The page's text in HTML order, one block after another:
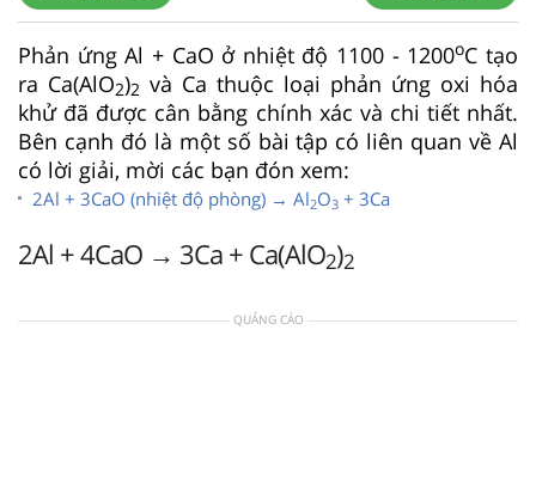
Phản ứng Al + CaO ở nhiệt độ 1100 - 1200oC tạo
ra Ca(AlO2)2 và Ca thuộc loại phản ứng oxi hóa
khử đã được cân bằng chính xác và chi tiết nhất.
Bên cạnh đó là một số bài tập có liên quan về Al
có lời giải, mời các bạn đón xem:
2Al + 3CaO (nhiệt độ phòng) → Al2O3 + 3Ca
2Al + 4CaO → 3Ca + Ca(AlO2)2
QUẢNG CÁO